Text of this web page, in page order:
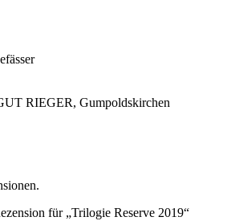
RIEGER, Gumpoldskirchen
für „Trilogie Reserve 2019“